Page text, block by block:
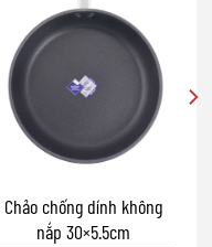
Chảo chống dính không
nắp 30×5.5cm